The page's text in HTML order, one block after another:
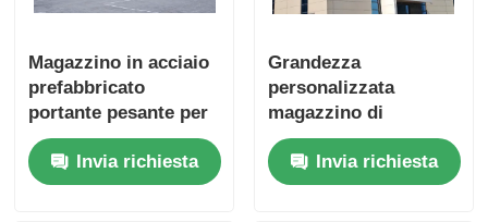
Magazzino in acciaio
prefabbricato
portante pesante per
lo stoccaggio di
scorte di materie
prime
Invia richiesta
Grandezza
personalizzata
magazzino di
struttura in acciaio
prefabbricato con
accessori a tetto
Invia richiesta